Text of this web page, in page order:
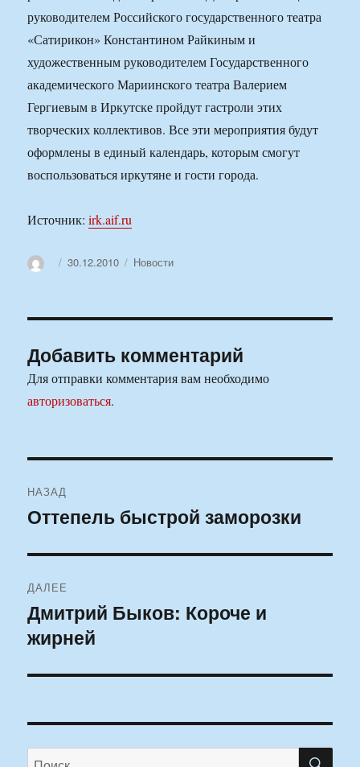
руководителем Российского государственного театра
«Сатирикон» Константином Райкиным и
художественным руководителем Государственного
академического Мариинского театра Валерием
Гергиевым в Иркутске пройдут гастроли этих
творческих коллективов. Все эти мероприятия будут
оформлены в единый календарь, которым смогут
воспользоваться иркутяне и гости города.
Источник:irk.aif.ru
АвторОпубликовано
30.12.2010 Рубрики
Новости
Добавить комментарий
Для отправки комментария вам необходимо
авторизоваться.
по
НАЗАД
Предыдущая
Оттепель быстрой заморозки
ДАЛЕЕ
Следующая
запись:
Дмитрий Быков: Короче и
жирней
Искать: